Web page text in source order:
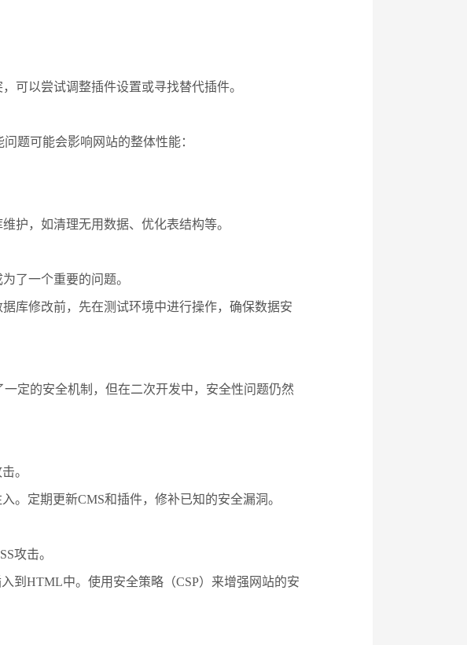
可以尝试调整插件设置或寻找替代插件。
题可能会影响网站的整体性能：
护，如清理无用数据、优化表结构等。
了一个重要的问题。
库修改前，先在测试环境中进行操作，确保数据安
定的安全机制，但在二次开发中，安全性问题仍然
。
。定期更新CMS和插件，修补已知的安全漏洞。
攻击。
到HTML中。使用安全策略（CSP）来增强网站的安